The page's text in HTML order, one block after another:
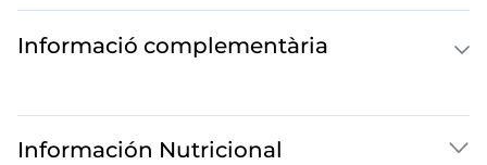
Informació complementària
Información Nutricional